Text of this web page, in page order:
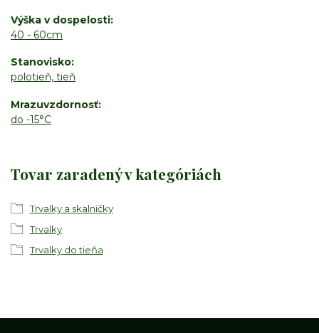
Výška v dospelosti
40 - 60cm
Stanovisko
polotieň, tieň
Mrazuvzdornosť
do -15°C
Tovar zaradený v kategóriách
Trvalky a skalničky
Trvalky
Trvalky do tieňa